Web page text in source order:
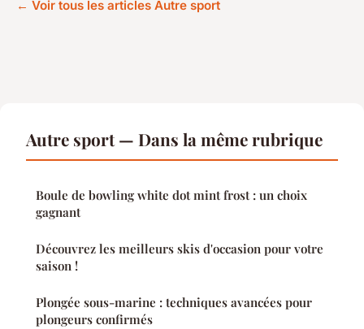
← Voir tous les articles Autre sport
Autre sport — Dans la même rubrique
Boule de bowling white dot mint frost : un choix
gagnant
Découvrez les meilleurs skis d'occasion pour votre
saison !
Plongée sous-marine : techniques avancées pour
plongeurs confirmés